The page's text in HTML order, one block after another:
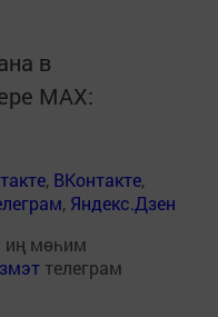
в
MАХ:
, ВКонтакте,
, Яндекс.Дзен
мөһим
телеграм